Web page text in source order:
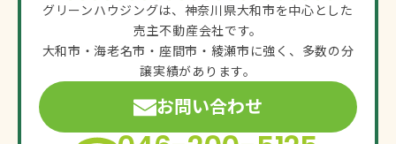
グリーンハウジングは、神奈川県大和市を中心とした
売主不動産会社です。
大和市・海老名市・座間市・綾瀬市に強く、多数の分
譲実績があります。
お問い合わせ